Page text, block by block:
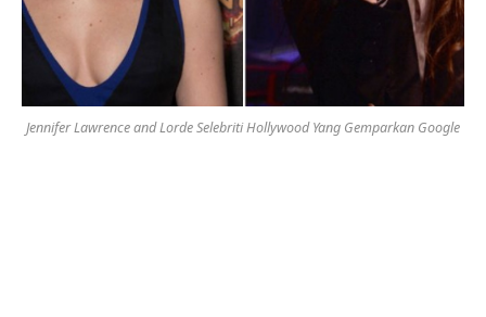
Jennifer Lawrence and Lorde Selebriti Hollywood Yang Gemparkan Google